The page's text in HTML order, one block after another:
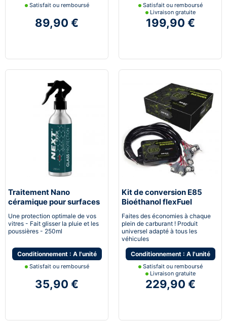
Satisfait ou remboursé
89,90 €
Satisfait ou remboursé
Livraison gratuite
199,90 €
Traitement Nano
céramique pour surfaces
Une protection optimale de vos
vitres - Fait glisser la pluie et les
poussières - 250ml
Conditionnement : A l'unité
Satisfait ou remboursé
35,90 €
Kit de conversion E85
Bioéthanol flexFuel
converter
Faites des économies à chaque
plein de carburant ! Produit
universel adapté à tous les
véhicules
Conditionnement : A l'unité
Satisfait ou remboursé
Livraison gratuite
229,90 €